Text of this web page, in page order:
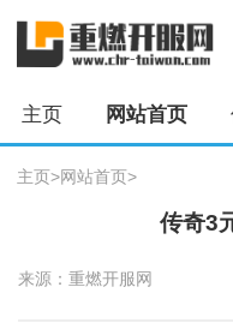
主页 网站首页
主页>网站首页>
传奇3
来源：重燃开服网